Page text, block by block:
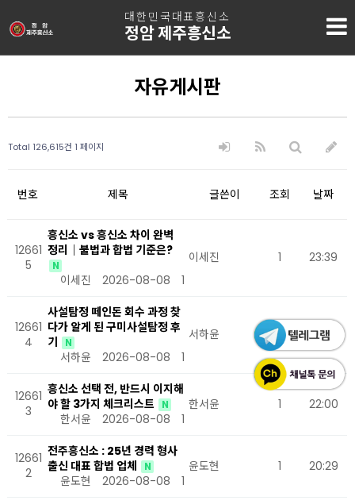
대한민국대표흥신소
정암 제주흥신소
자유게시판
Total 126,615건 1 페이지
번호 제목 글쓴이 조회 날짜
12661
5
흥신소 vs 흥신소 차이 완벽
정리｜불법과 합법 기준은?
N
이세진 2026-08-08 1
이세진 1 23:39
12661
4
사설탐정 떼인돈 회수 과정 찾
다가 알게 된 구미사설탐정 후
기
N
서하윤 2026-08-08 1
서하윤 1 22:08
12661
3
흥신소 선택 전, 반드시 이지해
야 할 3가지 체크리스트
N
한서윤 2026-08-08 1
한서윤 1 22:00
12661
2
전주흥신소 : 25년 경력 형사
출신 대표 합법 업체
N
윤도현 2026-08-08 1
윤도현 1 20:29